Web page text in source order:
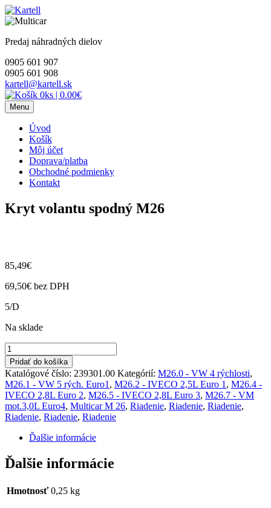
Skip
to
Predaj náhradných dielov
0905 601 907
0905 601 908
kartell@kartell.sk
0ks | 0.00€
Menu
Úvod
Košík
Môj účet
Doprava/platba
Obchodné podmienky
Kontakt
Kryt volantu spodný M26
85,49€
69,50€ bez DPH
5/D
Na sklade
množstvo
Kryt
volantu
spodný
M26
Pridať do košíka
Katalógové číslo: 239301.00 Kategórií: M26.0 - VW 4 rýchlosti,
M26.1 - VW 5 rých. Euro1 , M26.2 - IVECO 2,5L Euro 1 , M26.4 -
IVECO 2,8L Euro 2, M26.5 - IVECO 2,8L Euro 3, M26.7 - VM
mot.3,0L Euro4, Multicar M 26, Riadenie, Riadenie, Riadenie,
Riadenie, Riadenie, Riadenie
Ďalšie informácie
Ďalšie informácie
Hmotnosť 0,25 kg